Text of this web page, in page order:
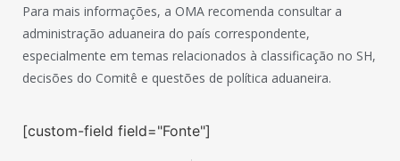
Para mais informações, a OMA recomenda consultar a
administração aduaneira do país correspondente,
especialmente em temas relacionados à classificação no SH,
decisões do Comitê e questões de política aduaneira.
[custom-field field="Fonte"]